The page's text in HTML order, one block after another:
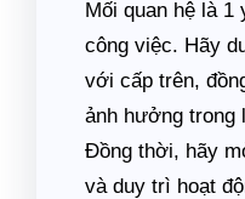
Mối quan hệ là 1
công việc. Hãy
với cấp trên,
ảnh hưởng trong
Đồng thời, hãy
và duy trì hoạt